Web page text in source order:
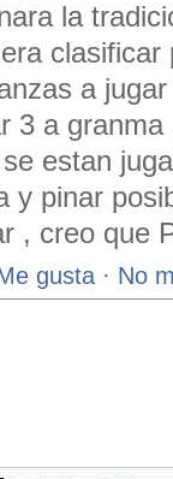
la
a
3 a
estan
y pinar
, creo que
gusta · No